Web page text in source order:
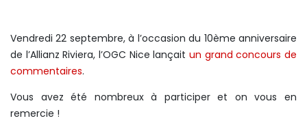
Vendredi 22 septembre, à l’occasion du 10ème anniversaire
de l’Allianz Riviera, l’OGC Nice lançait un grand concours de
commentaires.
Vous avez été nombreux à participer et on vous en
remercie !